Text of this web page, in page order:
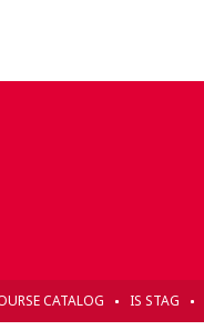
CATALOG IS STAG